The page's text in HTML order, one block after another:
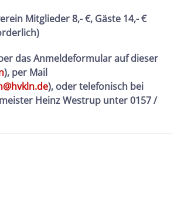
Mitglieder 8,- €, Gäste 14,- €
das Anmeldeformular auf dieser
), per Mail
), oder telefonisch bei
Heinz Westrup unter 0157 /